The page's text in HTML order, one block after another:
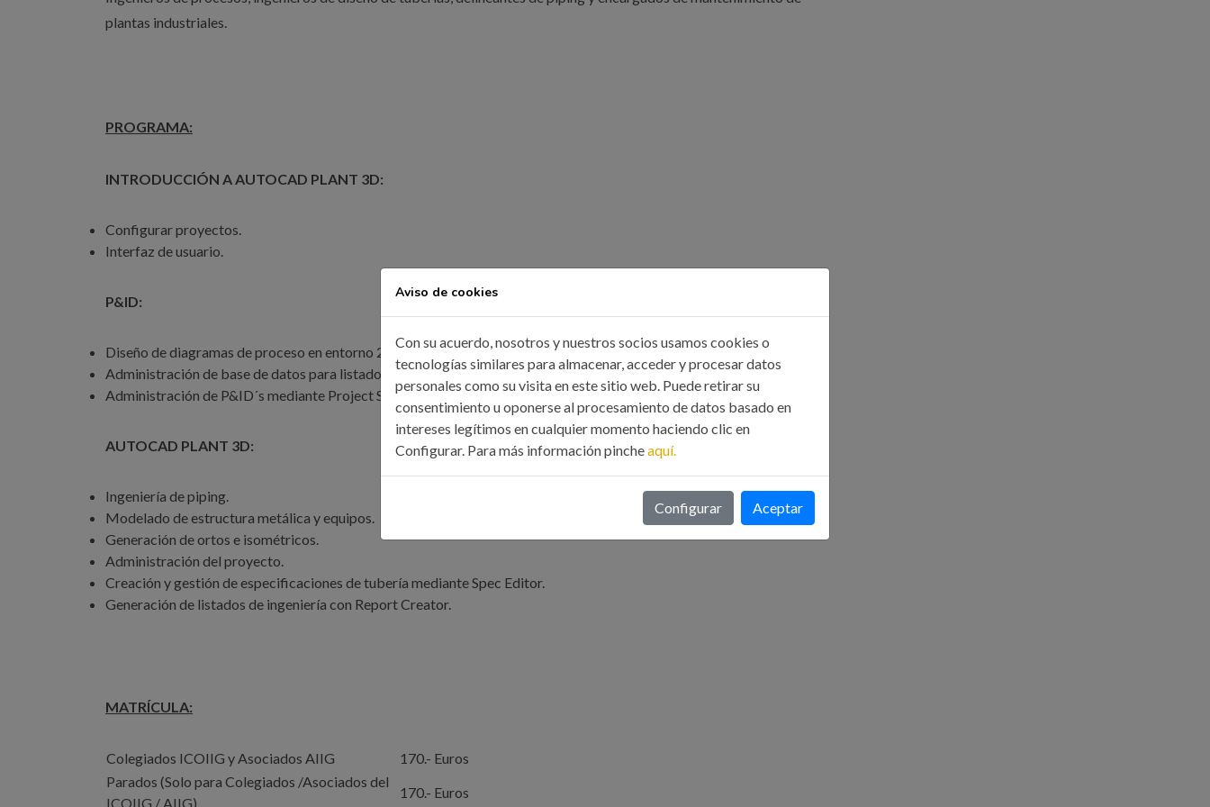
plantas industriales.
PROGRAMA:
INTRODUCCIÓN A AUTOCAD PLANT 3D:
Configurar proyectos.
Interfaz de usuario.
P&ID:
Diseño de diagramas de proceso en entorno 2D.
Administración de base de datos para listados de ingeniería.
Administración de P&ID´s mediante Project Setup.
AUTOCAD PLANT 3D:
Ingeniería de piping.
Modelado de estructura metálica y equipos.
Generación de ortos e isométricos.
Administración del proyecto.
Creación y gestión de especificaciones de tubería mediante Spec Editor.
Generación de listados de ingeniería con Report Creator.
MATRÍCULA:
Colegiados ICOIIG y Asociados AIIG
170.- Euros
Parados (Solo para Colegiados /Asociados del
ICOIIG / AIIG)
170.- Euros
Aviso de cookies
Con su acuerdo, nosotros y nuestros socios usamos cookies o
tecnologías similares para almacenar, acceder y procesar datos
personales como su visita en este sitio web. Puede retirar su
consentimiento u oponerse al procesamiento de datos basado en
intereses legítimos en cualquier momento haciendo clic en
Configurar. Para más información pincheaquí.
Configurar Aceptar